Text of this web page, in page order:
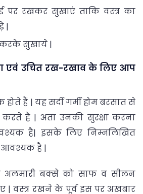
पर रखकर सुखाएं ताकि वस्त्र का
|
करके सुखाये |
एवं उचित रख-रखाव के लिए आप
होते हैं | यह सर्दी गर्मी होम बरसात से
करते हैं | अता उनकी सुरक्षा करना
है| इसके लिए निम्नलिखित
आवश्यक है |
अलमारी बक्से को साफ व सीलन
| वस्त्र रखने के पूर्व इस पर अखबार